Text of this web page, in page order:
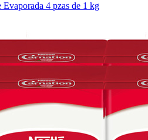
4 pzas de 1 kg